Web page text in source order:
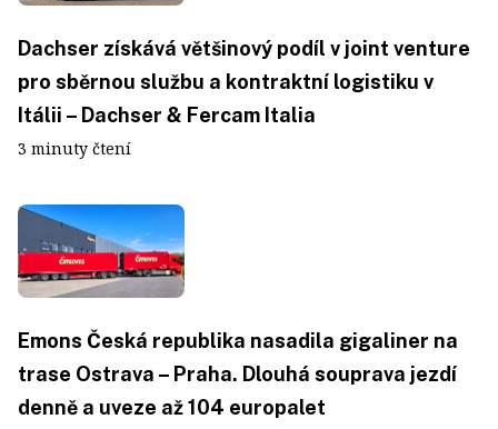
Dachser získává většinový podíl v joint venture
pro sběrnou službu a kontraktní logistiku v
Itálii – Dachser & Fercam Italia
3 minuty čtení
Emons Česká republika nasadila gigaliner na
trase Ostrava – Praha. Dlouhá souprava jezdí
denně a uveze až 104 europalet